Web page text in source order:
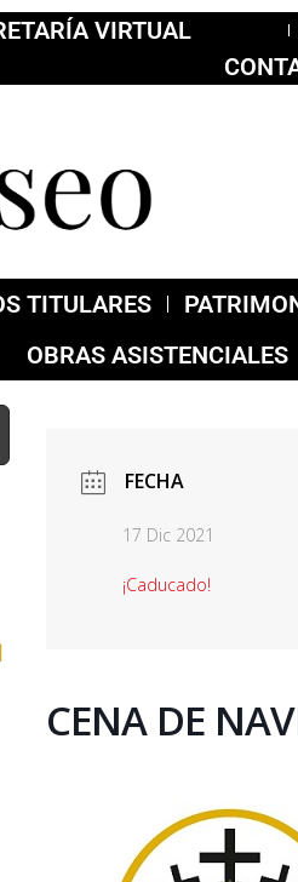
VIRTUAL
TITULARES
OBRAS ASISTENCIALES
FECHA
17 Dic 2021
¡Caducado!
CENA DE